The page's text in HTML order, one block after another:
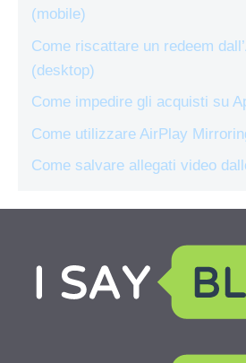
(mobile)
Come riscattare un redeem
(desktop)
Come impedire gli acquisti su
Come utilizzare AirPlay
Come salvare allegati video